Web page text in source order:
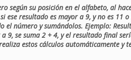
según su posición en el alfabeto, al
resultado es mayor a 9, y no es 11 o
el número y sumándolos. Ejemplo:
9, se suma 2 + 4, y el resultado final
estos cálculos automáticamente y